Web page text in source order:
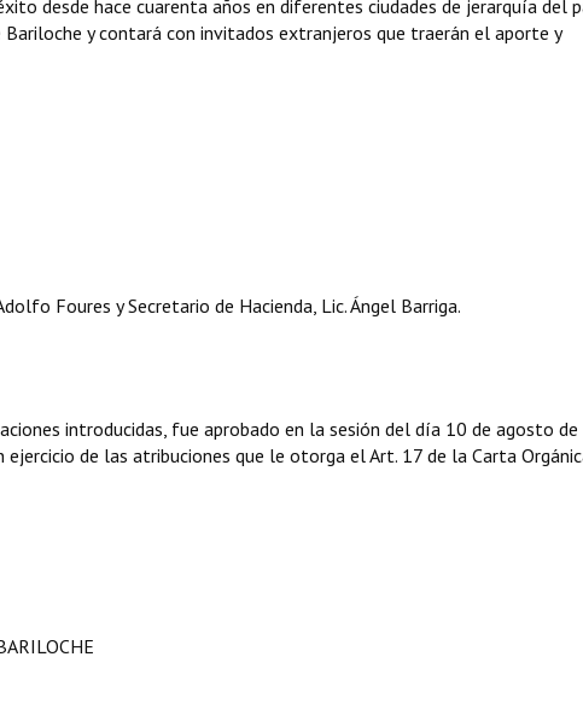
desde hace cuarenta años en diferentes ciudades de jerarquía del
y contará con invitados extranjeros que traerán el aporte y
Foures y Secretario de Hacienda, Lic. Ángel Barriga.
introducidas, fue aprobado en la sesión del día 10 de agosto
de las atribuciones que le otorga el Art. 17 de la Carta